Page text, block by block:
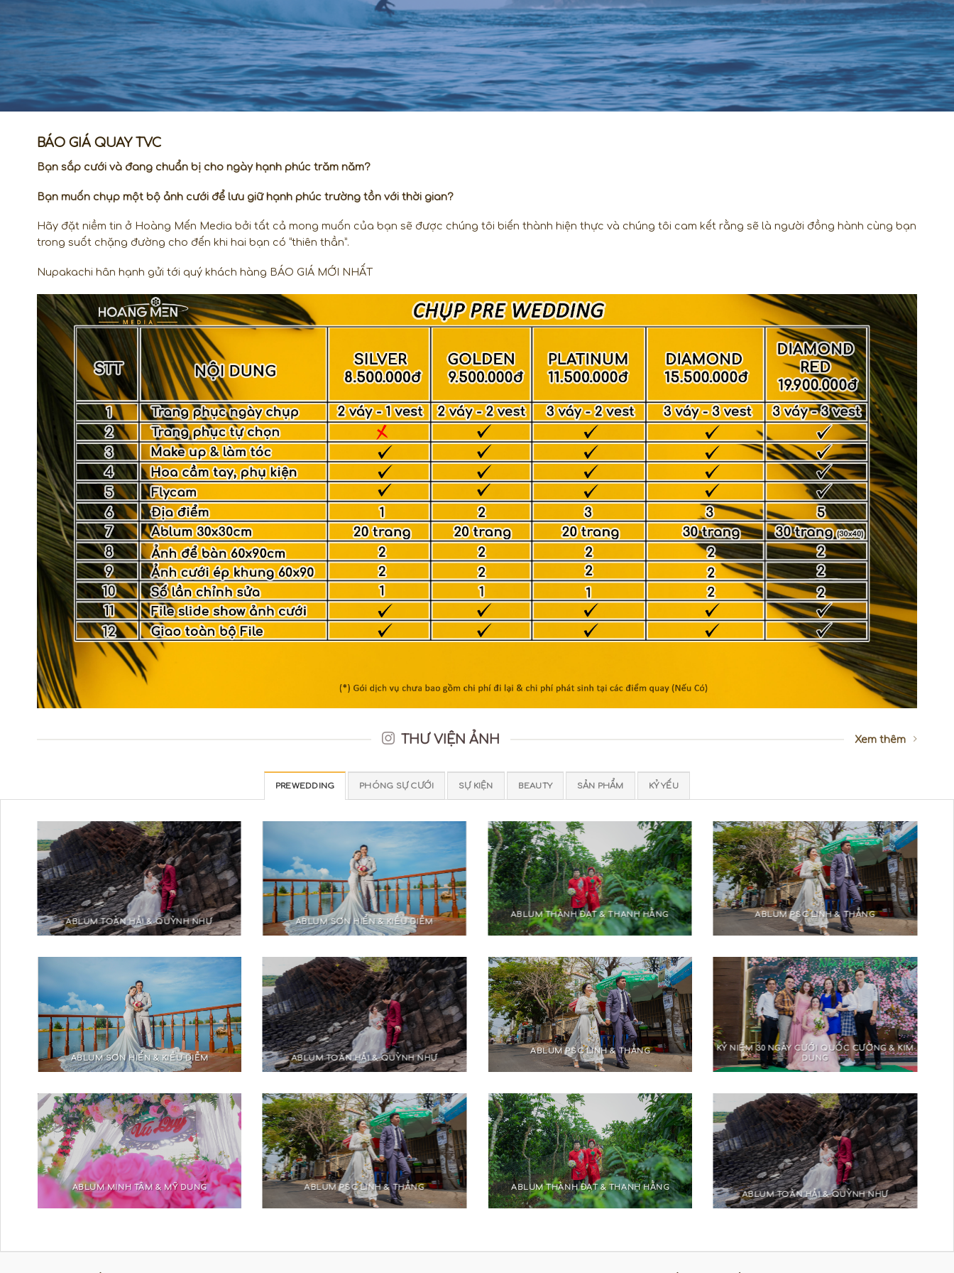
BÁO GIÁ QUAY TVC
Bạn sắp cưới và đang chuẩn bị cho ngày hạnh phúc trăm năm?
Bạn muốn chụp một bộ ảnh cưới để lưu giữ hạnh phúc trường tồn với thời gian?
Hãy đặt niềm tin ở Hoàng Mến Media bởi tất cả mong muốn của bạn sẽ được chúng tôi biến thành hiện thực và chúng tôi cam kết rằng sẽ là người đồng hành cùng bạn
trong suốt chặng đường cho đến khi hai bạn có “thiên thần”.
Nupakachi hân hạnh gửi tới quý khách hàng BÁO GIÁ MỚI NHẤT
THƯ VIỆN ẢNH Xem thêm
PREWEDDING PHÓNG SỰ CƯỚI SỰ KIỆN BEAUTY SẢN PHẨM KỶ YẾU
ABLUM TOÀN HẢI & QUỲNH NHƯ ABLUM SƠN HIỂN & KIỀU DIỄM
ABLUM THÀNH ĐẠT & THANH HẰNG ABLUM PSC LINH & THẮNG
ABLUM SƠN HIỂN & KIỀU DIỄM ABLUM TOÀN HẢI & QUỲNH NHƯ
ABLUM PSC LINH & THẮNG
KỶ NIỆM 30 NGÀY CƯỚI QUỐC CƯỜNG & KIM
DUNG
ABLUM MINH TÂM & MỸ DUNG ABLUM PSC LINH & THẮNG ABLUM THÀNH ĐẠT & THANH HẰNG
ABLUM TOÀN HẢI & QUỲNH NHƯ